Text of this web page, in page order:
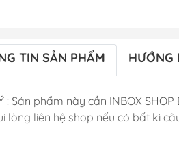
TIN SẢN PHẨM HƯỚNG
: Sản phẩm này cần INBOX
lòng liên hệ shop nếu có bất kì